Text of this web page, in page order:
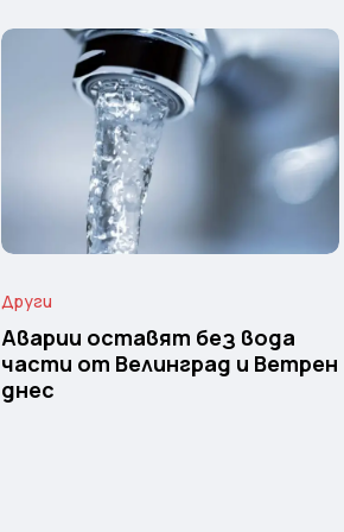
Други
Аварии оставят без вода
части от Велинград и Ветрен
днес